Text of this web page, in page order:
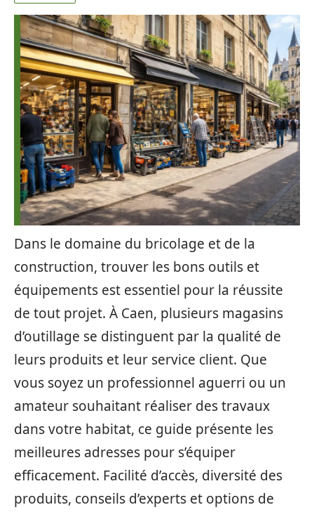
Dans le domaine du bricolage et de la
construction, trouver les bons outils et
équipements est essentiel pour la réussite
de tout projet. À Caen, plusieurs magasins
d’outillage se distinguent par la qualité de
leurs produits et leur service client. Que
vous soyez un professionnel aguerri ou un
amateur souhaitant réaliser des travaux
dans votre habitat, ce guide présente les
meilleures adresses pour s’équiper
efficacement. Facilité d’accès, diversité des
produits, conseils d’experts et options de